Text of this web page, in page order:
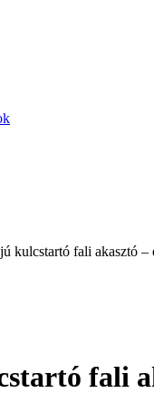
kulcstartó fali akasztó –
fali